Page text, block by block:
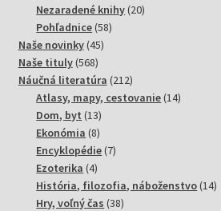
Nezaradené knihy 2020
Pohľadnice 5858
Naše novinky 4545
Naše tituly 568568
produktov
Náučná literatúra 212212
produktov
Atlasy, mapy, cestovanie 1414
Dom, byt 1313
produktov
Ekonómia 88
produktov
Encyklopédie 77
Ezoterika 44
produkty
História, filozofia, náboženstvo 1414
Hry, voľný čas 3838